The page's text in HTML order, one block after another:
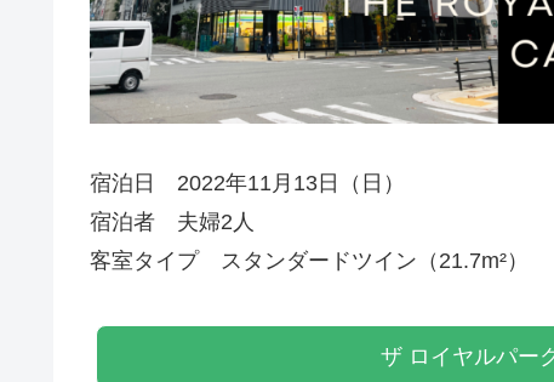
宿泊日 2022年11月13日（日）
宿泊者 夫婦2人
客室タイプ スタンダードツイン（21.7m²）
ザ ロイヤルパー